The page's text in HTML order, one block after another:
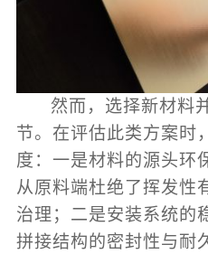
然而，选择新材料
节。在评估此类方案时
度：一是材料的源头环
从原料端杜绝了挥发性
治理；二是安装系统的
拼接结构的密封性与耐